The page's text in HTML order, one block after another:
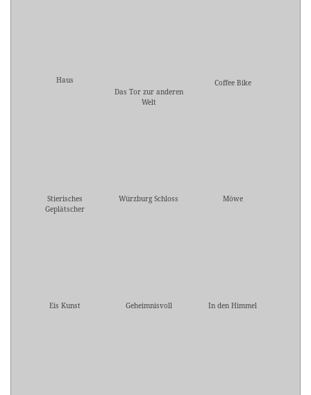
Haus
Das Tor zur anderen
Welt
Coffee Bike
Stierisches
Geplätscher
Würzburg Schloss Möwe
Eis Kunst Geheimnisvoll In den Himmel